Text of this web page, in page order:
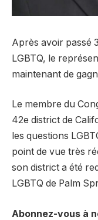
Après avoir passé
LGBTQ, le
maintenant de
Le membre du
42e district de
les questions
point de vue très
son district a été
LGBTQ de Palm
Abonnez-vous à